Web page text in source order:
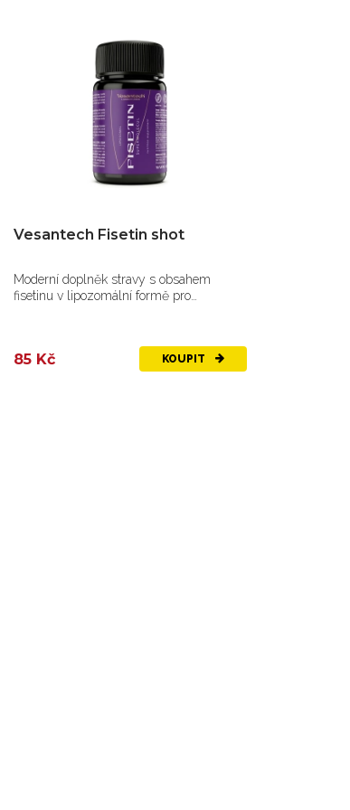
Vesantech Fisetin shot
Moderní doplněk stravy s obsahem
fisetinu v lipozomální formě pro
85 Kč KOUPIT